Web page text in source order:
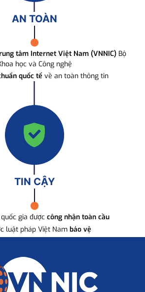
AN TOÀN
tâm Internet Việt Nam (VNNIC) Bộ
học và Công nghệ
quốc tế về an toàn thông tin
TIN CẬY
gia được công nhận toàn cầu
luật pháp Việt Nam bảo vệ